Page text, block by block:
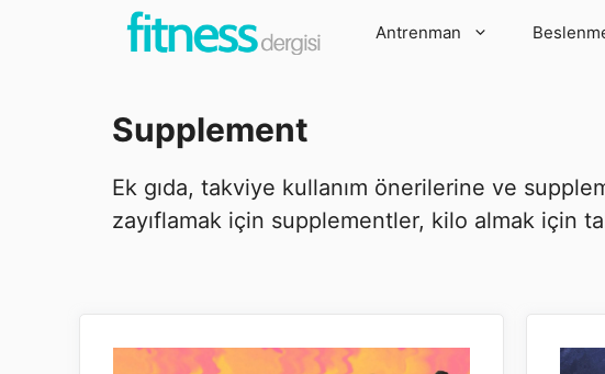
Antrenman
Supplement
Ek gıda, takviye kullanım önerilerine ve
zayıflamak için supplementler, kilo almak için